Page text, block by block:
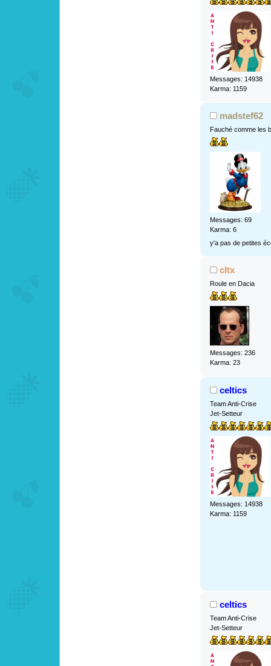
Messages: 14938
Karma: 1159
madstef62
Fauché comme les
Messages: 69
Karma: 6
y'a pas de petites
cltx
Roule en Dacia
Messages: 236
Karma: 23
celtics
Team Anti-Crise
Jet-Setteur
Messages: 14938
Karma: 1159
celtics
Team Anti-Crise
Jet-Setteur